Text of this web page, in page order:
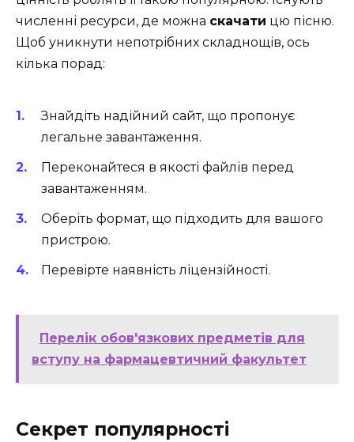
численні ресурси, де можна скачати цю пісню.
Щоб уникнути непотрібних складнощів, ось
кілька порад:
Знайдіть надійний сайт, що пропонує
легальне завантаження.
Переконайтеся в якості файлів перед
завантаженням.
Оберіть формат, що підходить для вашого
пристрою.
Перевірте наявність ліцензійності.
Перелік обов'язкових предметів для
вступу на фармацевтичний факультет
Секрет популярності